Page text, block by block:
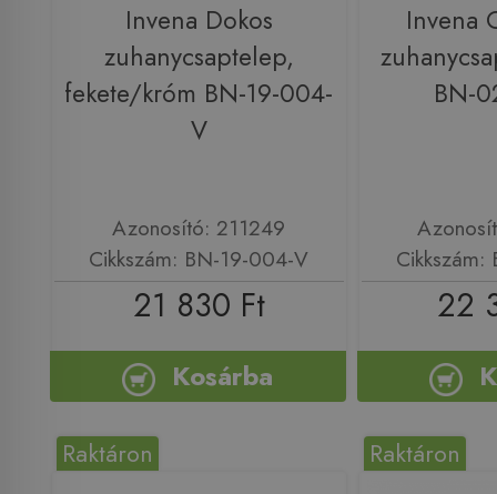
Invena Dokos
zuhanycsaptelep,
fekete/króm BN-19-004-
V
Azonosító: 211249
Cikkszám: BN-19-004-V
21 830 Ft
Kosárba
Invena
BN-
22
Raktáron Raktáron